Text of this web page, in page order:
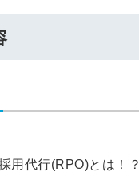
用代行(RPO)とは！？